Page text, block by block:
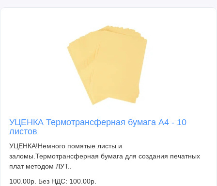
УЦЕНКА Термотрансферная бумага А4 - 10
листов
УЦЕНКА!Немного помятые листы и
заломы.Термотрансферная бумага для создания печатных
плат методом ЛУТ..
100.00р. Без НДС: 100.00р.